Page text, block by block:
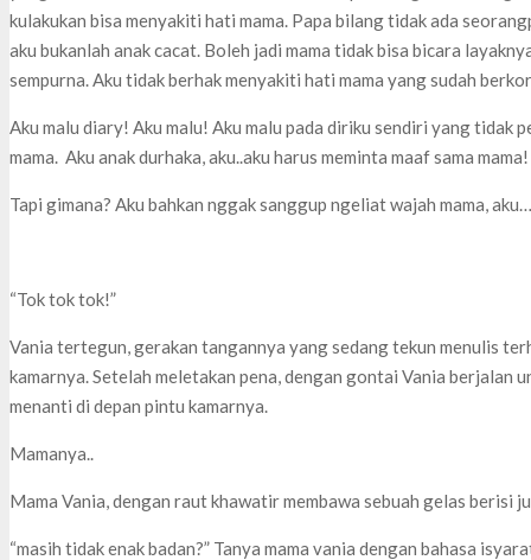
kulakukan bisa menyakiti hati mama. Papa bilang tidak ada
aku bukanlah anak cacat. Boleh jadi mama tidak bisa bicara
sempurna. Aku tidak berhak menyakiti hati mama yang sudah
Aku malu diary! Aku malu! Aku malu pada diriku sendiri yang tidak
mama. Aku anak durhaka, aku..aku harus meminta maaf sama mama!
Tapi gimana? Aku bahkan nggak sanggup ngeliat wajah mama, aku…
“Tok tok tok!”
Vania tertegun, gerakan tangannya yang sedang tekun menulis
kamarnya. Setelah meletakan pena, dengan gontai Vania berjalan
menanti di depan pintu kamarnya.
Mamanya..
Mama Vania, dengan raut khawatir membawa sebuah gelas berisi
“masih tidak enak badan?” Tanya mama vania dengan bahasa